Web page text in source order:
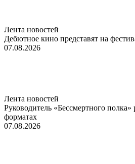
Лента новостей
Дебютное кино представят на
07.08.2026
Лента новостей
Руководитель «Бессмертного полка»
форматах
07.08.2026